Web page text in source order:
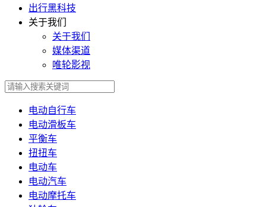
出行黑科技
关于我们
关于我们
媒体渠道
唯轮影视
电动自行车
电动滑板车
平衡车
扭扭车
电动车
电动汽车
电动摩托车